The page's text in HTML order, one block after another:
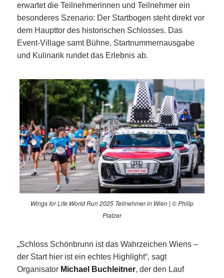
erwartet die Teilnehmerinnen und Teilnehmer ein
besonderes Szenario: Der Startbogen steht direkt vor
dem Haupttor des historischen Schlosses. Das
Event-Village samt Bühne, Startnummernausgabe
und Kulinarik rundet das Erlebnis ab.
Wings for Life World Run 2025 Teilnehmer in Wien | © Philip
Platzer
„Schloss Schönbrunn ist das Wahrzeichen Wiens –
der Start hier ist ein echtes Highlight“, sagt
Organisator Michael Buchleitner, der den Lauf